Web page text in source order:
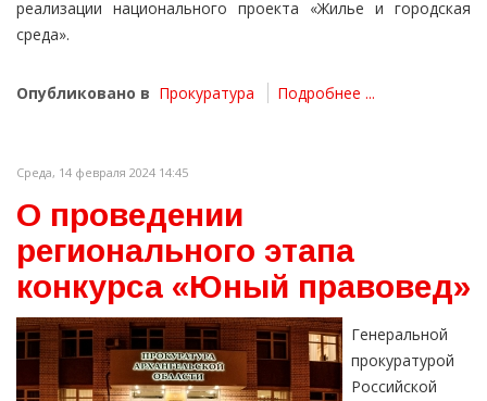
реализации национального проекта «Жилье и городская
среда».
Опубликовано в Прокуратура Подробнее ...
Среда, 14 февраля 2024 14:45
О проведении
регионального этапа
конкурса «Юный правовед»
Генеральной
прокуратурой
Российской